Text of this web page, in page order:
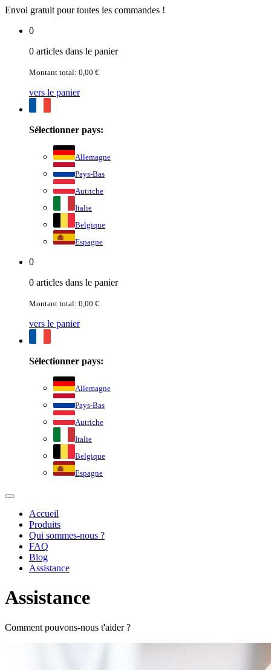
Envoi gratuit pour toutes les commandes !
0
0 articles dans le panier
Montant total: 0,00 €
vers le panier
Sélectionner pays:
Allemagne
Pays-Bas
Autriche
Italie
Belgique
Espagne
0
0 articles dans le panier
Montant total: 0,00 €
vers le panier
Sélectionner pays:
Allemagne
Pays-Bas
Autriche
Italie
Belgique
Espagne
Accueil
Produits
Qui sommes-nous ?
FAQ
Blog
Assistance
Assistance
Comment pouvons-nous t'aider ?